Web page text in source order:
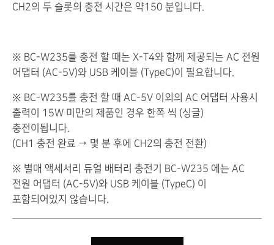
CH2의 두 슬롯의 충전 시간은 약150 분입니다.
※ BC-W235를 충전 할 때는 X-T4와 함께 제공되는 AC 전원
어댑터 (AC-5V)와 USB 케이블 (TypeC)이 필요합니다.
※ BC-W235를 충전 할 때 AC-5V 이외의 AC 어댑터 사용시
출력이 15W 미만의 제품인 경우 한쪽 씩 (싱글)
충전이됩니다.
(CH1 충전 완료 → 몇 분 후에 CH2의 충전 전환)
※ 별매 액세서리 듀얼 배터리 충전기 BC-W235 에는 AC
전원 어댑터 (AC-5V)와 USB 케이블 (TypeC) 이
포함되어있지 않습니다.